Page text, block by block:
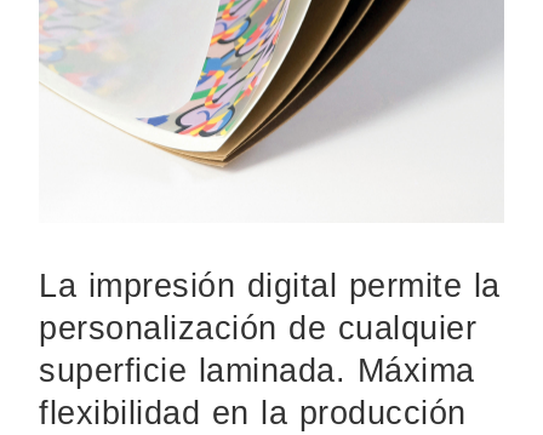
La impresión digital permite la
personalización de cualquier
superficie laminada. Máxima
flexibilidad en la producción